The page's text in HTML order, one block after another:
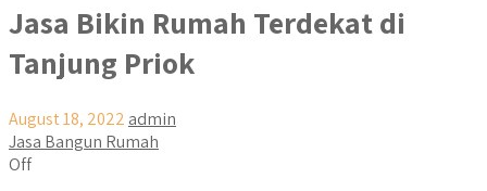
Jasa Bikin Rumah Terdekat di
Tanjung Priok
August 18, 2022 admin
Jasa Bangun Rumah
Off